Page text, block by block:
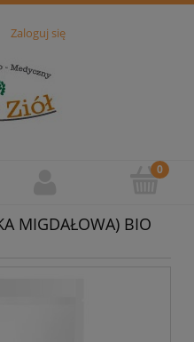
Zaloguj się
MIGDAŁOWA) BIO